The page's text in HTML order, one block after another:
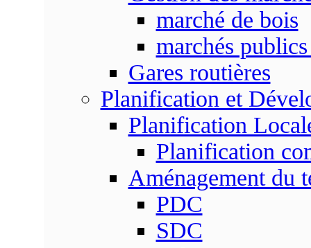
marché de bois
marchés
Gares routières
Planification et
Planification
Planification
Aménagement du
PDC
SDC